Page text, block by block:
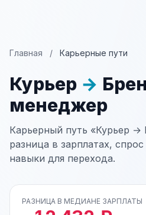
Главная / Карьерные пути
Курьер →
менеджер
Карьерный путь «Курьер
разница в зарплатах,
навыки для перехода.
РАЗНИЦА В МЕДИАНЕ ЗАРПЛАТЫ